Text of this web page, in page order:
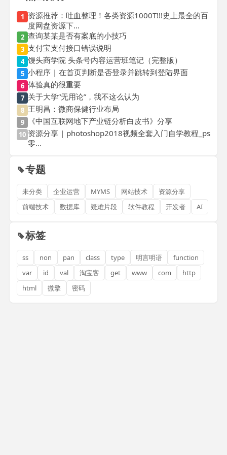
1 资源推荐：吐血整理！各类资源1000T!!!史上最全的百
度网盘资源下...
2 查询某某是否有案底的小技巧
3 支付宝支付接口错误说明
4 馒头商学院 头条号内容运营班笔记（完整版）
5 小程序 | 在首页判断是否登录并跳转到登陆界面
6 体验真的很重要
7 关于大学“无用论”，我不这么认为
8 王明昌：微商保健行业布局
9 《中国互联网地下产业链分析白皮书》分享
10 资源分享 | photoshop2018视频全套入门自学教程_ps
零...
专题
未分类 企业运营 MYMS 网站技术
资源分享
前端技术
数据库 疑难片段 软件教程 开发者 AI
标签
ss non pan class type 明言明语
function
var
id val 淘宝客 get www com
http
html
微擎 密码